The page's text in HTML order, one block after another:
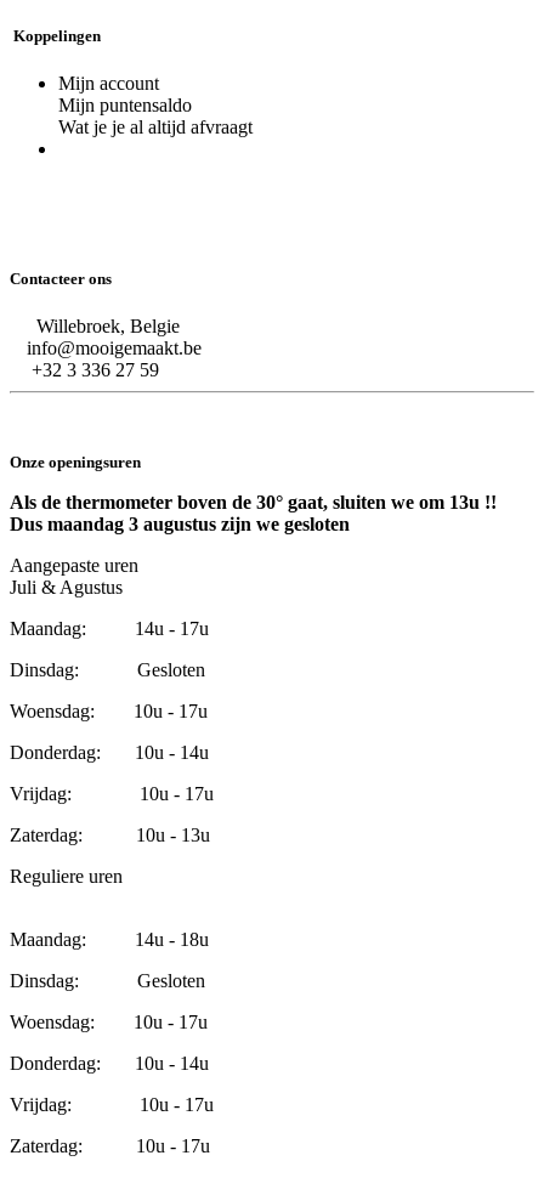
Koppelingen
Mijn account
Mijn puntensaldo
Wat je je al altijd afvraagt
Contacteer ons
Willebroek, Belgie
info@mooigemaakt.be
+32 3 336 27 59
Onze openingsuren
Als de thermometer boven de 30° gaat, sluiten we om 13u !!
Dus maandag 3 augustus zijn we gesloten
Aangepaste uren
Juli & Agustus
Maandag: 14u - 17u
Dinsdag: Gesloten
Woensdag: 10u - 17u
Donderdag: 10u - 14u
Vrijdag: 10u - 17u
Zaterdag: 10u - 13u
Reguliere uren
Maandag: 14u - 18u
Dinsdag: Gesloten
Woensdag: 10u - 17u
Donderdag: 10u - 14u
Vrijdag: 10u - 17u
Zaterdag: 10u - 17u